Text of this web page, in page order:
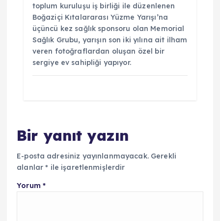
toplum kuruluşu iş birliği ile düzenlenen
Boğaziçi Kıtalararası Yüzme Yarışı’na
üçüncü kez sağlık sponsoru olan Memorial
Sağlık Grubu, yarışın son iki yılına ait ilham
veren fotoğraflardan oluşan özel bir
sergiye ev sahipliği yapıyor.
Bir yanıt yazın
E-posta adresiniz yayınlanmayacak. Gerekli
alanlar* ile işaretlenmişlerdir
Yorum *